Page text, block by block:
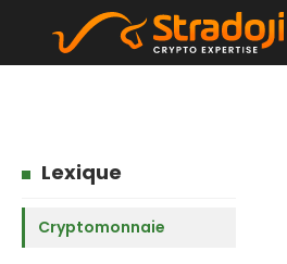
Lexique
Cryptomonnaie